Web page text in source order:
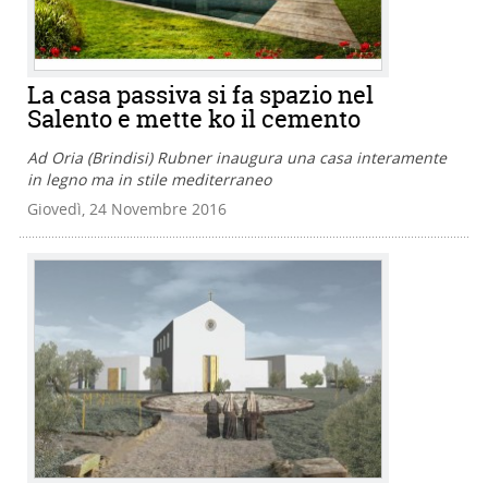
La casa passiva si fa spazio nel
Salento e mette ko il cemento
Ad Oria (Brindisi) Rubner inaugura una casa interamente
in legno ma in stile mediterraneo
Giovedì, 24 Novembre 2016